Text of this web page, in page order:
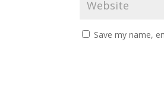
Save my name,